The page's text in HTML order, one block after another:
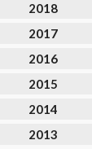
2018
2017
2016
2015
2014
2013